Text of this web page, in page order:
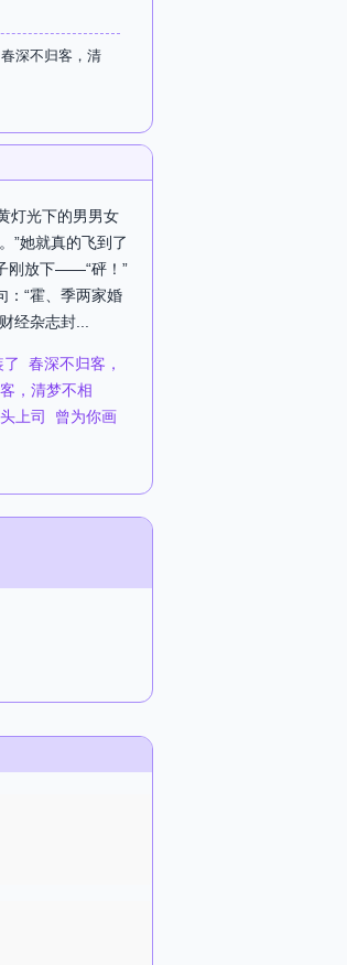
深不归客，清
灯光下的男男女
”她就真的飞到了
刚放下——“砰！”
“霍、季两家婚
经杂志封...
春深不归客，
，清梦不相
上司
曾为你画